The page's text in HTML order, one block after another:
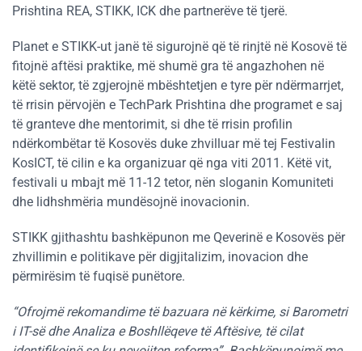
Prishtina REA, STIKK, ICK dhe partnerëve të tjerë.
Planet e STIKK-ut janë të sigurojnë që të rinjtë në Kosovë të
fitojnë aftësi praktike, më shumë gra të angazhohen në
këtë sektor, të zgjerojnë mbështetjen e tyre për ndërmarrjet,
të rrisin përvojën e TechPark Prishtina dhe programet e saj
të granteve dhe mentorimit, si dhe të rrisin profilin
ndërkombëtar të Kosovës duke zhvilluar më tej Festivalin
KosICT, të cilin e ka organizuar që nga viti 2011. Këtë vit,
festivali u mbajt më 11-12 tetor, nën sloganin Komuniteti
dhe lidhshmëria mundësojnë inovacionin.
STIKK gjithashtu bashkëpunon me Qeverinë e Kosovës për
zhvillimin e politikave për digjitalizim, inovacion dhe
përmirësim të fuqisë punëtore.
“Ofrojmë rekomandime të bazuara në kërkime, si Barometri
i IT-së dhe Analiza e Boshllëqeve të Aftësive, të cilat